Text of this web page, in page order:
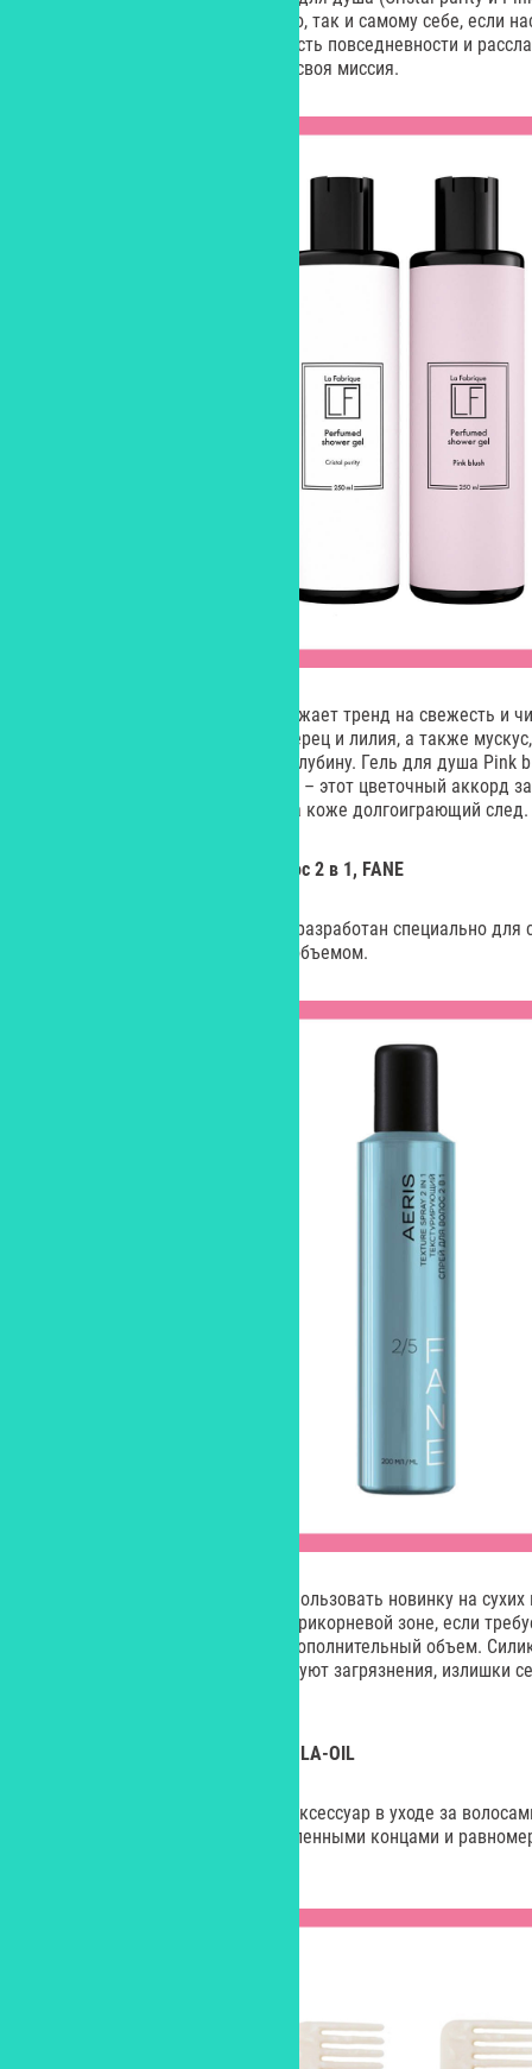
вариант презента: как кому-либо, так и самому себе, если
ароматы скрашивают обыденность повседневности и
дня. У каждого геля в наборе – своя миссия.
Так, например, Cristal purity отражает тренд на свежесть и
угадывается фрезия, розовый перец и лилия, а также
сообщающие ему благородную глубину. Гель для душа Pink
розового перца, жасмина и розы – этот цветочный аккорд
сандала и ветивера, оставляя на коже долгоиграющий след.
Текстурирующий спрей для волос 2 в 1, FANE
Спрей-текстурайзер FANE AERIS разработан специально
свободным, текстурированным объемом.
Производитель рекомендует использовать новинку на
небрежного стайлинга либо на прикорневой зоне, если
следующий день и придать ей дополнительный объем.
составе средства мягко локализуют загрязнения, излишки
Гребешок в чехле-картхолдере, LA-OIL
Гребешок – наверное, главный аксессуар в уходе за
помассирует кожу головы скругленными концами и